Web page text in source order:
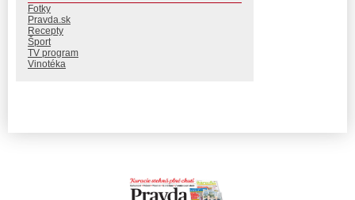
Fotky
Pravda.sk
Recepty
Šport
TV program
Vinotéka